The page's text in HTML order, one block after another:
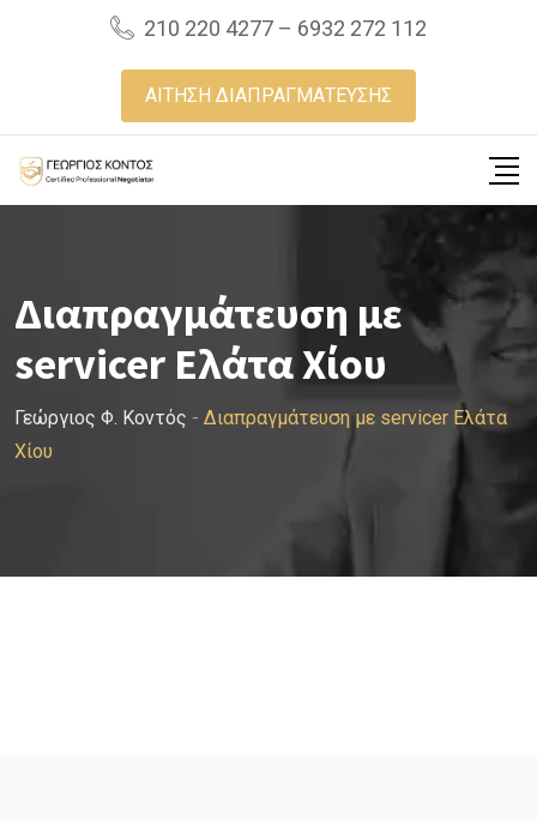
210 220 4277 – 6932 272 112
ΑΙΤΗΣΗ ΔΙΑΠΡΑΓΜΑΤΕΥΣΗΣ
Διαπραγμάτευση με
servicer Ελάτα Χίου
Γεώργιος Φ. Κοντός - Διαπραγμάτευση με servicer Ελάτα
Χίου